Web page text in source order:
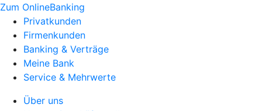
Zum OnlineBanking
Privatkunden
Firmenkunden
Banking & Verträge
Meine Bank
Service & Mehrwerte
Über uns